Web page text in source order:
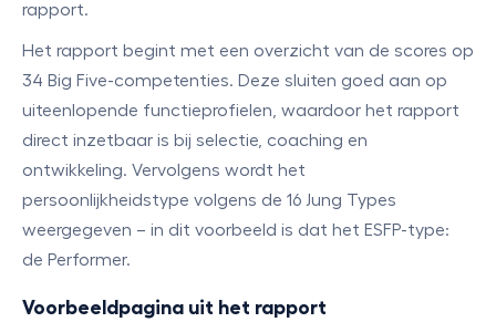
rapport.
Het rapport begint met een overzicht van de scores op
34 Big Five-competenties. Deze sluiten goed aan op
uiteenlopende functieprofielen, waardoor het rapport
direct inzetbaar is bij selectie, coaching en
ontwikkeling. Vervolgens wordt het
persoonlijkheidstype volgens de 16 Jung Types
weergegeven – in dit voorbeeld is dat het ESFP-type:
de Performer.
Voorbeeldpagina uit het rapport